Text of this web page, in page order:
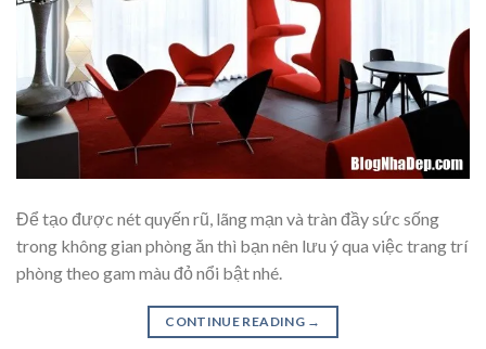
Để tạo được nét quyến rũ, lãng mạn và tràn đầy sức sống
trong không gian phòng ăn thì bạn nên lưu ý qua việc trang trí
phòng theo gam màu đỏ nổi bật nhé.
CONTINUE READING →